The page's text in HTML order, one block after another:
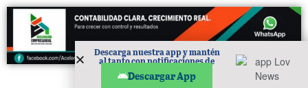
PUBLICIDAD
Descarga nuestra app y mantén
al tanto con notificaciones de
noticias en tu móvil.
Descargar App